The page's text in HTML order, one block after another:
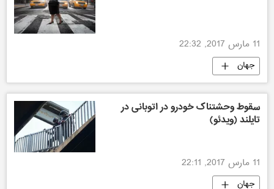
11 مارس 2017, 22:32
جهان
سقوط وحشتناک خودرو در اتوبانی در
تایلند (ویدئو)
11 مارس 2017, 22:11
جهان